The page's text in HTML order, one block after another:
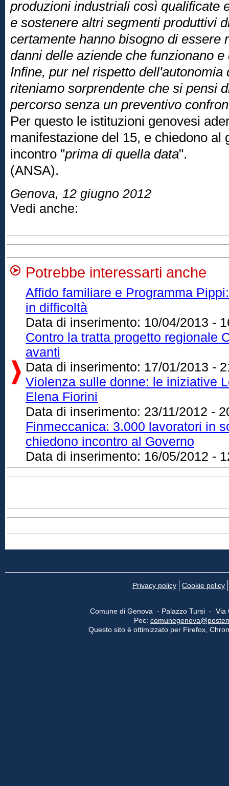
produzioni industriali così qualificate
e sostenere altri segmenti produttivi
certamente hanno bisogno di essere
danni delle aziende che funzionano
Infine, pur nel rispetto dell'autonomia
riteniamo sorprendente che si pensi
percorso senza un preventivo
Per questo le istituzioni genovesi
manifestazione del 15, e chiedono al
incontro "prima di quella data".
(ANSA).
Genova, 12 giugno 2012
Vedi anche:
Potrebbe interessarti anche
Affido familiare e Programma
in difficoltà
Data di inserimento: 10/04/2013 -
Contro la tratta progetto regionale
avanti
Data di inserimento: 17/01/2013 -
Violenza sulle donne: le iniziative
Elena Fiorini
Data di inserimento: 23/11/2012 -
Finmeccanica: 3.000 lavoratori in
chiedono incontro al Governo
Data di inserimento: 16/05/2012 -
Privacy policy Cookie policy
Comune di Genova - Palazzo Tursi -
Pec:
Questo sito è ottimizzato per Firefox,